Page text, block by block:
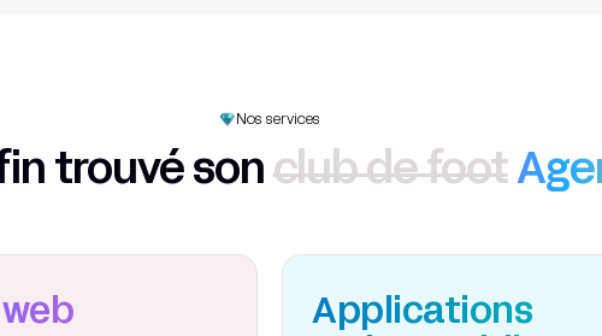
Nos services
trouvé son club de foot
Applications